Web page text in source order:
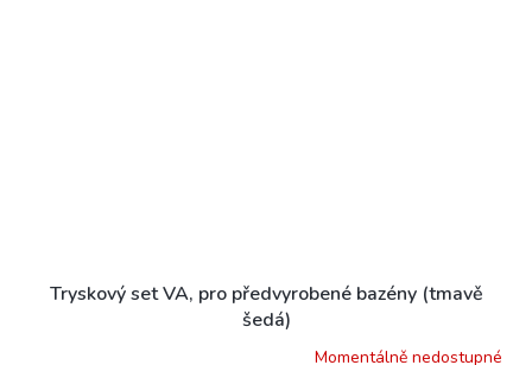
Tryskový set VA, pro předvyrobené bazény (tmavě
šedá)
Momentálně nedostupné